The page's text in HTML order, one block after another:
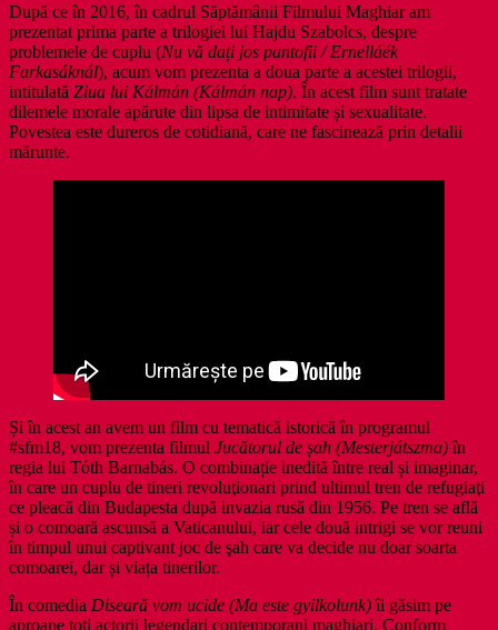
După ce în 2016, în cadrul Săptămânii Filmului Maghiar am
prezentat prima parte a trilogiei lui Hajdu Szabolcs, despre
problemele de cuplu (Nu vă dați jos pantofii / Ernelláék
Farkasáknál), acum vom prezenta a doua parte a acestei trilogii,
intitulată Ziua lui Kálmán (Kálmán nap). În acest film sunt tratate
dilemele morale apărute din lipsa de intimitate și sexualitate.
Povestea este dureros de cotidiană, care ne fascinează prin detalii
mărunte.
Și în acest an avem un film cu tematică istorică în programul
#sfm18, vom prezenta filmul Jucătorul de șah (Mesterjátszma)în
regia lui Tóth Barnabás. O combinație inedită între real și imaginar,
în care un cuplu de tineri revoluţionari prind ultimul tren de refugiaţi
ce pleacă din Budapesta după invazia rusă din 1956. Pe tren se află
și o comoară ascunsă a Vaticanului, iar cele două intrigi se vor reuni
în timpul unui captivant joc de şah care va decide nu doar soarta
comoarei, dar și viața tinerilor.
În comedia Diseară vom ucide (Ma este gyilkolunk)îi găsim pe
aproape toți actorii legendari contemporani maghiari. Conform